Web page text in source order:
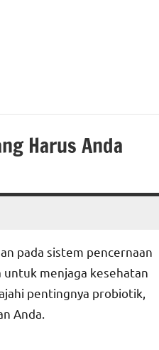
Harus Anda
pada sistem pencernaan
untuk menjaga kesehatan
pentingnya probiotik,
Anda.